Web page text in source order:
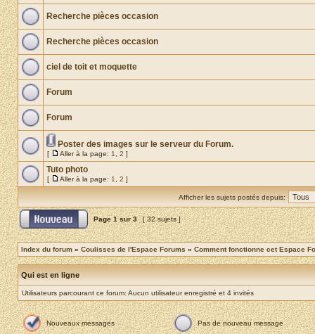
Recherche pièces occasion
Recherche pièces occasion
ciel de toit et moquette
Forum
Forum
Poster des images sur le serveur du Forum.
[ Aller à la page: 1 2 ]
Tuto photo
[ Aller à la page: 1 2 ]
Afficher les sujets postés depuis:
Page1sur3 [ 32 sujets ]
Index du forum » Coulisses de l'Espace Forums » Comment fonctionne cet Espace
Qui est en ligne
Utilisateurs parcourant ce forum: Aucun utilisateur enregistré et 4 invités
Nouveaux messages Pas de nouveau message